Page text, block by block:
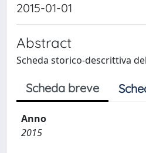
2015-01-01
Abstract
Scheda storico-descrittiva
Scheda breve
Anno
2015